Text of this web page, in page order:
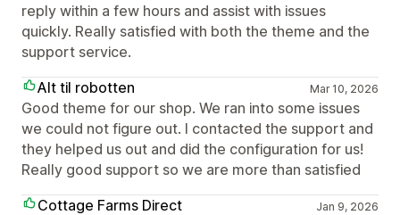
reply within a few hours and assist with issues
quickly. Really satisfied with both the theme and the
support service.
Alt til robotten
Mar 10, 2026
Good theme for our shop. We ran into some issues
we could not figure out. I contacted the support and
they helped us out and did the configuration for us!
Really good support so we are more than satisfied
Cottage Farms Direct
Jan 9, 2026